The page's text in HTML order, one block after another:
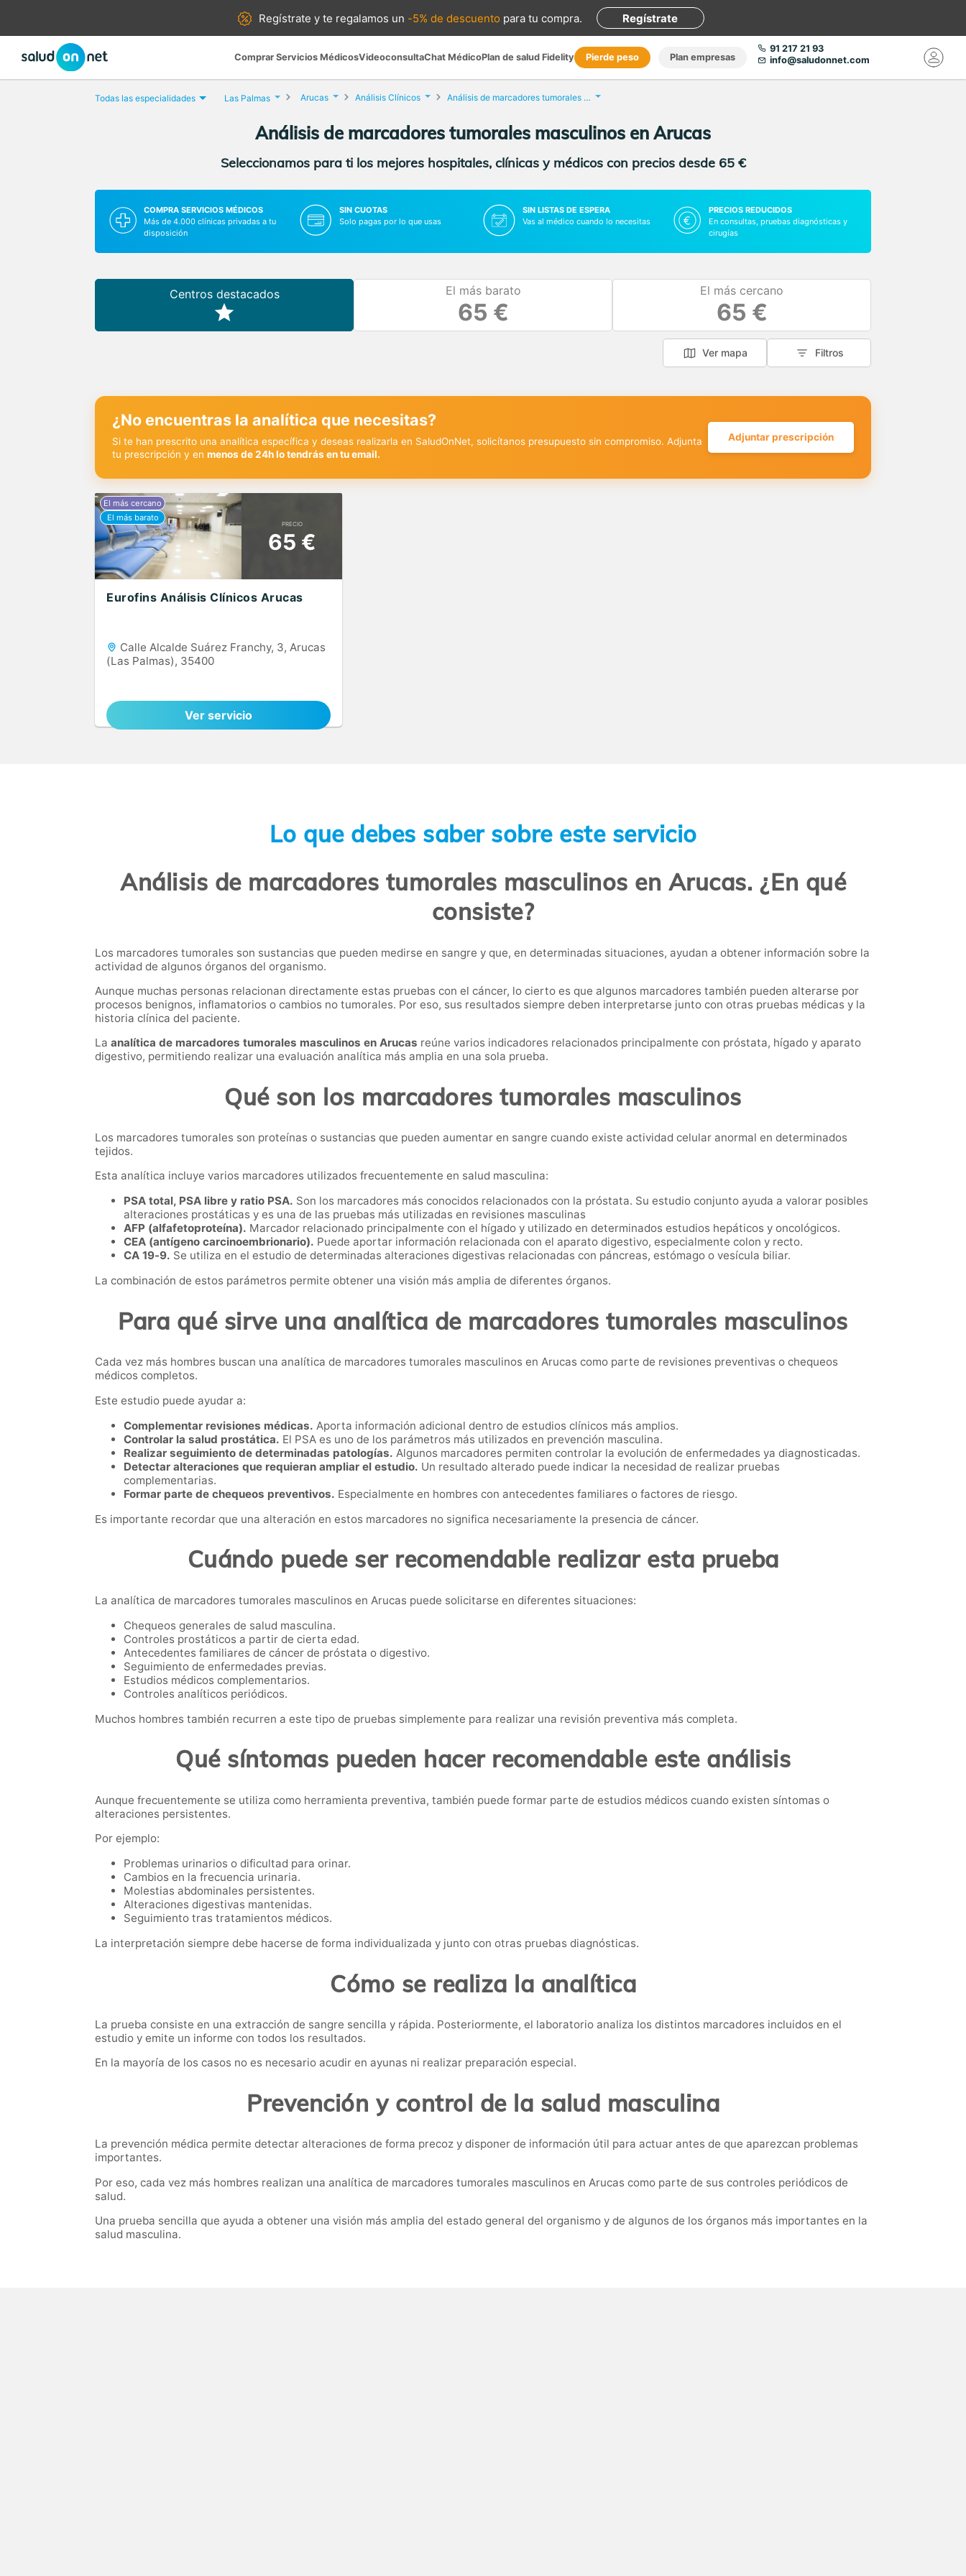
Regístrate yte regalamos un -5% de descuento para tu compra. Regístrate
Comprar Servicios MédicosVideoconsultaChat MédicoPlan de salud Fidelity Pierde peso Plan empresas
91 217 21 93
info@saludonnet.com
Todas las especialidades Las Palmas Arucas Análisis Clínicos Análisis de marcadores tumorales masculinos
Análisis de marcadores tumorales masculinos en Arucas
Seleccionamos para ti los mejores hospitales, clínicas y médicos con precios desde 65 €
COMPRA SERVICIOS MÉDICOS
Más de 4.000 clínicas privadas a tu
disposición
SIN CUOTAS
Solo pagas por lo que usas
SIN LISTAS DE ESPERA
Vas al médico cuando lo necesitas
PRECIOS REDUCIDOS
En consultas, pruebas diagnósticas y
cirugías
Centros destacados El más barato
65 €
El más cercano
65 €
Ver mapa Filtros
¿No encuentras la analítica que necesitas?
Si te han prescrito una analítica específica y deseas realizarla en SaludOnNet, solicítanos presupuesto sin compromiso. Adjunta
tu prescripción y en menos de 24h lo tendrás en tu email.
Adjuntar prescripción
PRECIO
65 €
Eurofins Análisis Clínicos Arucas
Calle Alcalde Suárez Franchy, 3, Arucas
(Las Palmas), 35400
Ver servicio
Lo que debes saber sobre este servicio
Análisis de marcadores tumorales masculinos en Arucas. ¿En qué
consiste?
Los marcadores tumorales son sustancias que pueden medirse en sangre y que, en determinadas situaciones, ayudan a obtener información sobre la
actividad de algunos órganos del organismo.
Aunque muchas personas relacionan directamente estas pruebas con el cáncer, lo cierto es que algunos marcadores también pueden alterarse por
procesos benignos, inflamatorios o cambios no tumorales. Por eso, sus resultados siempre deben interpretarse junto con otras pruebas médicas y la
historia clínica del paciente.
La analítica de marcadores tumorales masculinos en Arucas reúne varios indicadores relacionados principalmente con próstata, hígado y aparato
digestivo, permitiendo realizar una evaluación analítica más amplia en una sola prueba.
Qué son los marcadores tumorales masculinos
Los marcadores tumorales son proteínas o sustancias que pueden aumentar en sangre cuando existe actividad celular anormal en determinados
tejidos.
Esta analítica incluye varios marcadores utilizados frecuentemente en salud masculina:
PSA total, PSA libre y ratio PSA. Son los marcadores más conocidos relacionados con la próstata. Su estudio conjunto ayuda a valorar posibles
alteraciones prostáticas y es una de las pruebas más utilizadas en revisiones masculinas
AFP (alfafetoproteína). Marcador relacionado principalmente con el hígado y utilizado en determinados estudios hepáticos y oncológicos.
CEA (antígeno carcinoembrionario). Puede aportar información relacionada con el aparato digestivo, especialmente colon y recto.
CA 19-9. Se utiliza en el estudio de determinadas alteraciones digestivas relacionadas con páncreas, estómago o vesícula biliar.
La combinación de estos parámetros permite obtener una visión más amplia de diferentes órganos.
Para qué sirve una analítica de marcadores tumorales masculinos
Cada vez más hombres buscan una analítica de marcadores tumorales masculinos en Arucas como parte de revisiones preventivas o chequeos
médicos completos.
Este estudio puede ayudar a:
Complementar revisiones médicas. Aporta información adicional dentro de estudios clínicos más amplios.
Controlar la salud prostática. El PSA es uno de los parámetros más utilizados en prevención masculina.
Realizar seguimiento de determinadas patologías. Algunos marcadores permiten controlar la evolución de enfermedades ya diagnosticadas.
Detectar alteraciones que requieran ampliar el estudio. Un resultado alterado puede indicar la necesidad de realizar pruebas
complementarias.
Formar parte de chequeos preventivos. Especialmente en hombres con antecedentes familiares o factores de riesgo.
Es importante recordar que una alteración en estos marcadores no significa necesariamente la presencia de cáncer.
Cuándo puede ser recomendable realizar esta prueba
La analítica de marcadores tumorales masculinos en Arucas puede solicitarse en diferentes situaciones:
Chequeos generales de salud masculina.
Controles prostáticos a partir de cierta edad.
Antecedentes familiares de cáncer de próstata o digestivo.
Seguimiento de enfermedades previas.
Estudios médicos complementarios.
Controles analíticos periódicos.
Muchos hombres también recurren a este tipo de pruebas simplemente para realizar una revisión preventiva más completa.
Qué síntomas pueden hacer recomendable este análisis
Aunque frecuentemente se utiliza como herramienta preventiva, también puede formar parte de estudios médicos cuando existen síntomas o
alteraciones persistentes.
Por ejemplo:
Problemas urinarios o dificultad para orinar.
Cambios en la frecuencia urinaria.
Molestias abdominales persistentes.
Alteraciones digestivas mantenidas.
Seguimiento tras tratamientos médicos.
La interpretación siempre debe hacerse de forma individualizada y junto con otras pruebas diagnósticas.
Cómo se realiza la analítica
La prueba consiste en una extracción de sangre sencilla y rápida. Posteriormente, el laboratorio analiza los distintos marcadores incluidos en el
estudio y emite un informe con todos los resultados.
En la mayoría de los casos no es necesario acudir en ayunas ni realizar preparación especial.
Prevención y control de la salud masculina
La prevención médica permite detectar alteraciones de forma precoz y disponer de información útil para actuar antes de que aparezcan problemas
importantes.
Por eso, cada vez más hombres realizan una analítica de marcadores tumorales masculinos en Arucas como parte de sus controles periódicos de
salud.
Una prueba sencilla que ayuda a obtener una visión más amplia del estado general del organismo y de algunos de los órganos más importantes en la
salud masculina.